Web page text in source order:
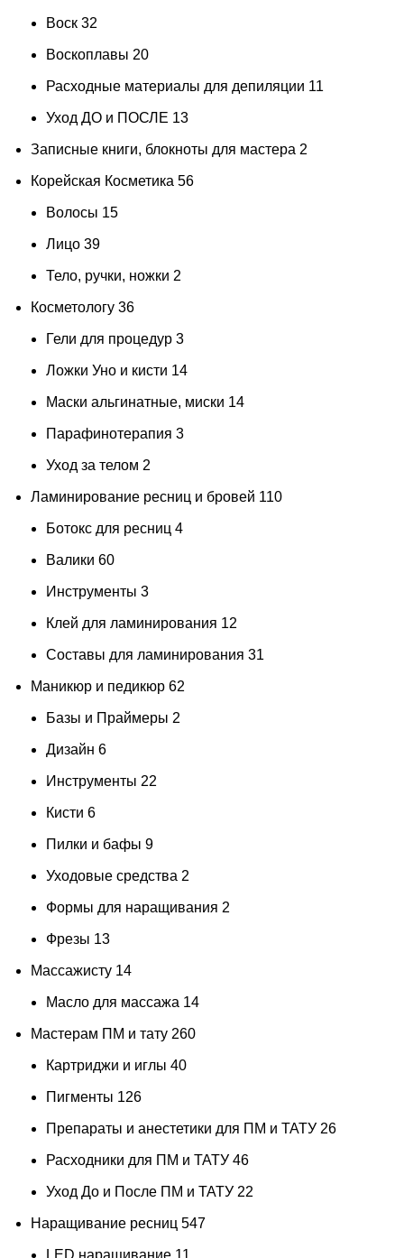
Воск 32
Воскоплавы 20
Расходные материалы для депиляции 11
Уход ДО и ПОСЛЕ 13
Записные книги, блокноты для мастера 2
Корейская Косметика 56
Волосы 15
Лицо 39
Тело, ручки, ножки 2
Косметологу 36
Гели для процедур 3
Ложки Уно и кисти 14
Маски альгинатные, миски 14
Парафинотерапия 3
Уход за телом 2
Ламинирование ресниц и бровей 110
Ботокс для ресниц 4
Валики 60
Инструменты 3
Клей для ламинирования 12
Составы для ламинирования 31
Маникюр и педикюр 62
Базы и Праймеры 2
Дизайн 6
Инструменты 22
Кисти 6
Пилки и бафы 9
Уходовые средства 2
Формы для наращивания 2
Фрезы 13
Массажисту 14
Масло для массажа 14
Мастерам ПМ и тату 260
Картриджи и иглы 40
Пигменты 126
Препараты и анестетики для ПМ и ТАТУ 26
Расходники для ПМ и ТАТУ 46
Уход До и После ПМ и ТАТУ 22
Наращивание ресниц 547
LED наращивание 11